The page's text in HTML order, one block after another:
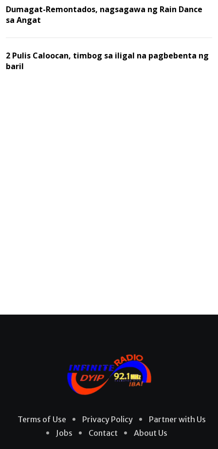
Dumagat-Remontados, nagsagawa ng Rain Dance
sa Angat
2 Pulis Caloocan, timbog sa iligal na pagbebenta ng
baril
Terms of Use Privacy Policy
Partner with Us
Jobs
Contact About Us